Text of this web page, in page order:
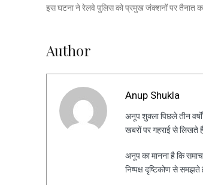
इस घटना ने रेलवे पुलिस को प्रमुख जंक्शनों पर तैनात
Author
Anup Shukla
अनूप शुक्ला पिछले तीन
खबरों पर गहराई से
अनूप का मानना है कि
निष्पक्ष दृष्टिकोण से